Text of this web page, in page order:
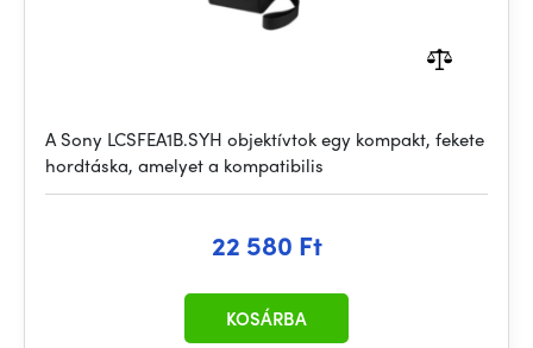
A Sony LCSFEA1B.SYH objektívtok egy kompakt, fekete
hordtáska, amelyet a kompatibilis
22 580 Ft
KOSÁRBA